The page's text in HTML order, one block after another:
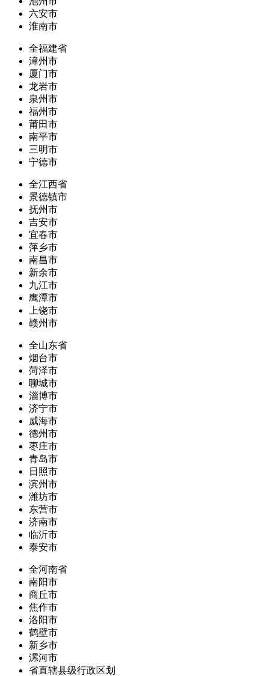
六安市
淮南市
全福建省
漳州市
厦门市
龙岩市
泉州市
福州市
莆田市
南平市
三明市
宁德市
全江西省
景德镇市
抚州市
吉安市
宜春市
萍乡市
南昌市
新余市
九江市
鹰潭市
上饶市
赣州市
全山东省
烟台市
菏泽市
聊城市
淄博市
济宁市
威海市
德州市
枣庄市
青岛市
日照市
滨州市
潍坊市
东营市
济南市
临沂市
泰安市
全河南省
南阳市
商丘市
焦作市
洛阳市
鹤壁市
新乡市
漯河市
省直辖县级行政区划